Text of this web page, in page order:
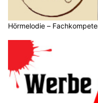
Hörmelodie –